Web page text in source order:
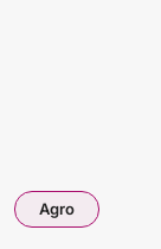
Agro